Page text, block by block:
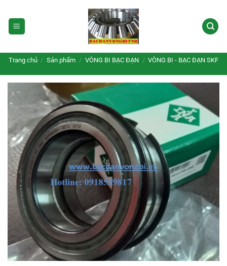
qua
nội
Trang chủ / Sản phẩm / VÒNG BI BẠC ĐẠN / VÒNG BI - BẠC ĐẠN SKF